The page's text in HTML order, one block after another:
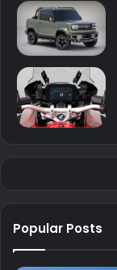
Popular Posts